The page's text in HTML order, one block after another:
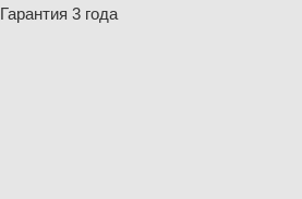
Гарантия 3 года